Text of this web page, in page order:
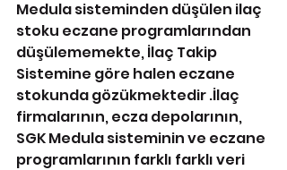
Medula sisteminden düşülen ilaç
stoku eczane programlarından
düşülememekte, İlaç Takip
Sistemine göre halen eczane
stokunda gözükmektedir .İlaç
firmalarının, ecza depolarının,
SGK Medula sisteminin ve eczane
programlarının farklı farklı veri